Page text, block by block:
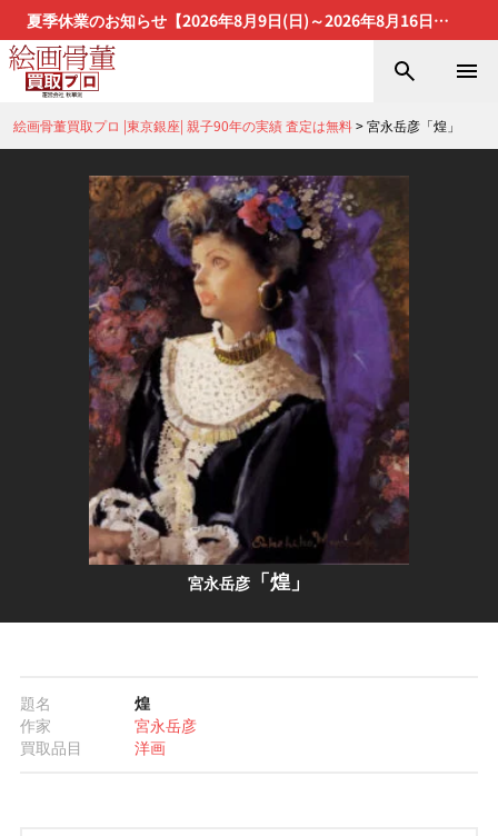
夏季休業のお知らせ【2026年8月9日(日)～2026年8月16日
(日)】
絵画骨董買取プロ |東京銀座| 親子90年の実績 査定は無料>宮永岳彦「煌」
宮永岳彦 「煌」
題名
煌
作家
宮永岳彦
買取品目
洋画